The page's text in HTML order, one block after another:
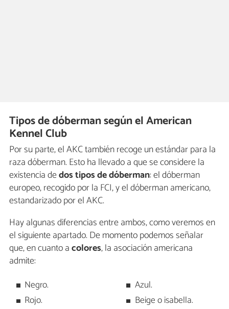
Tipos de dóberman según el American
Kennel Club
Por su parte, el AKC también recoge un estándar para la
raza dóberman. Esto ha llevado a que se considere la
existencia dedos tipos de dóberman: el dóberman
europeo, recogido por la FCI, y el dóberman americano,
estandarizado por el AKC.
Hay algunas diferencias entre ambos, como veremos en
el siguiente apartado. De momento podemos señalar
que, en cuanto acolores, la asociación americana
admite:
Negro.
Rojo.
Azul.
Beige o isabella.